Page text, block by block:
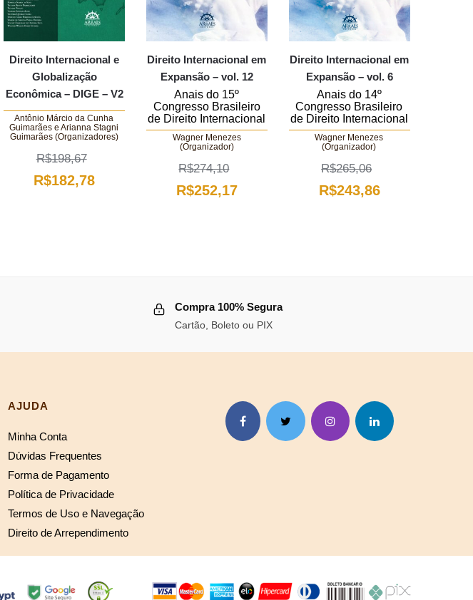
Direito Internacional e
Globalização
Econômica – DIGE – V2
Antônio Márcio da Cunha
Guimarães e Arianna Stagni
Guimarães (Organizadores)
R$198,67
O
R$182,78O
Direito Internacional em
Expansão – vol. 12
Anais do 15º
Congresso Brasileiro
de Direito Internacional
Wagner Menezes
(Organizador)
R$274,10
O
R$252,17O
Direito Internacional em
Expansão – vol. 6
Anais do 14º
Congresso Brasileiro
de Direito Internacional
Wagner Menezes
(Organizador)
R$265,06
O
R$243,86O
Compra 100% Segura
Cartão, Boleto ou PIX
AJUDA
Minha Conta
Dúvidas Frequentes
Forma de Pagamento
Política de Privacidade
Termos de Uso e Navegação
Direito de Arrependimento